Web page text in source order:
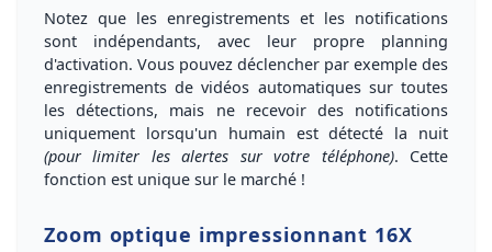
Notez que les enregistrements et les notifications
sont indépendants, avec leur propre planning
d'activation. Vous pouvez déclencher par exemple des
enregistrements de vidéos automatiques sur toutes
les détections, mais ne recevoir des notifications
uniquement lorsqu'un humain est détecté la nuit
(pour limiter les alertes sur votre téléphone). Cette
fonction est unique sur le marché !
Zoom optique impressionnant 16X